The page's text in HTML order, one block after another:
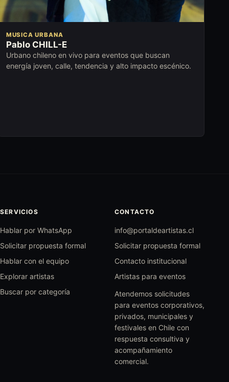
MUSICA URBANA
Pablo CHILL-E
Urbano chileno en vivo para eventos que buscan
energía joven, calle, tendencia y alto impacto escénico.
SERVICIOS
Hablar por WhatsApp
Solicitar propuesta formal
Hablar con el equipo
Explorar artistas
Buscar por categoría
CONTACTO
info@portaldeartistas.cl
Solicitar propuesta formal
Contacto institucional
Artistas para eventos
Atendemos solicitudes
para eventos corporativos,
privados, municipales y
festivales en Chile con
respuesta consultiva y
acompañamiento
comercial.